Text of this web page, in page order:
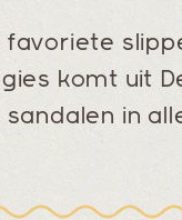
favoriete
komt uit
in